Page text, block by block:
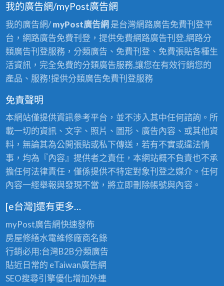
我的廣告網/myPost廣告網
我的廣告網/myPost廣告網是台灣網路廣告免費刊登平
台，網路廣告免費刊登，提供免費網路廣告刊登,網路分
類廣告刊登服務，分類廣告、免費刊登、免費張貼各種生
活資訊，完全免費的分類廣告服務,讓您在有效行銷您的
產品、服務!提供分類廣告免費刊登服務
免責聲明
本網站僅提供資訊參考平台，並不涉入其中任何諮詢。所
載一切的資訊、文字、照片、圖形、廣告內容、或其他資
料，無論其為公開張貼或私下傳送，若有不實或違法情
事，均為『內容』提供者之責任，本網站概不負責也不承
擔任何法律責任，僅係提供不特定對象刊登之媒介。任何
內容一經舉報與發現不當，將立即刪除帳號與內容。
[e台灣]還有更多…
myPost廣告網快速發佈
房屋修繕水電維修廠商名錄
行銷必用:台灣B2B分類廣告
貼近日常的 eTaiwan廣告網
SEO搜尋引擎優化增加外連